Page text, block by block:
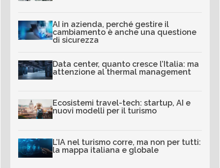
AI in azienda, perché gestire il
cambiamento è anche una questione
di sicurezza
Data center, quanto cresce l’Italia: ma
attenzione al thermal management
Ecosistemi travel-tech: startup, AI e
nuovi modelli per il turismo
L’IA nel turismo corre, ma non per tutti:
la mappa italiana e globale